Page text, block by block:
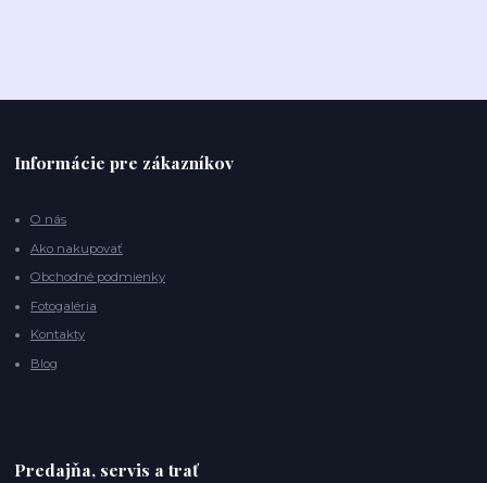
Informácie pre zákazníkov
O nás
Ako nakupovať
Obchodné podmienky
Fotogaléria
Kontakty
Blog
Predajňa, servis a trať